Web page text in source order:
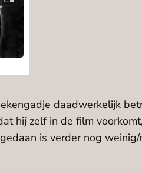
daadwerkelijk
hij zelf in de film
is verder nog